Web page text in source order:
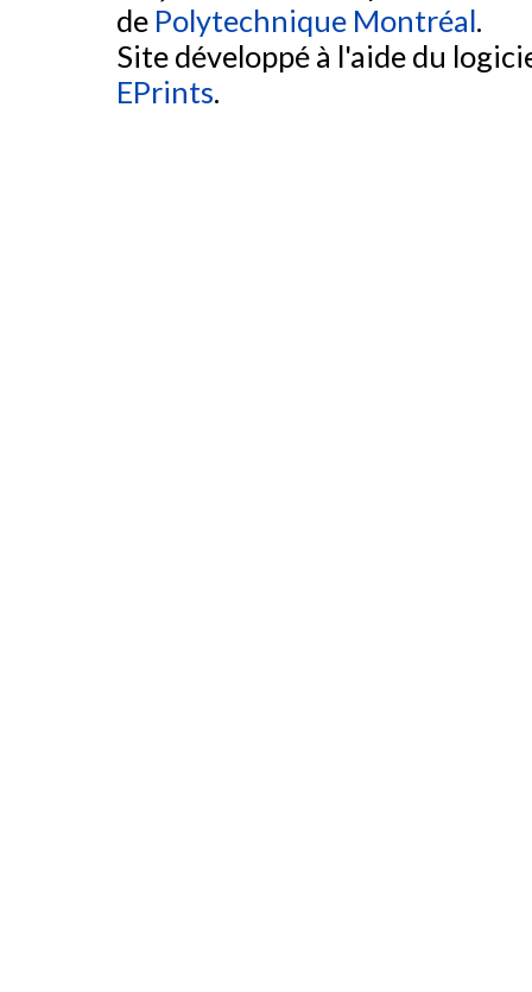
de Polytechnique Montréal.
Site développé à l'aide du
EPrints.